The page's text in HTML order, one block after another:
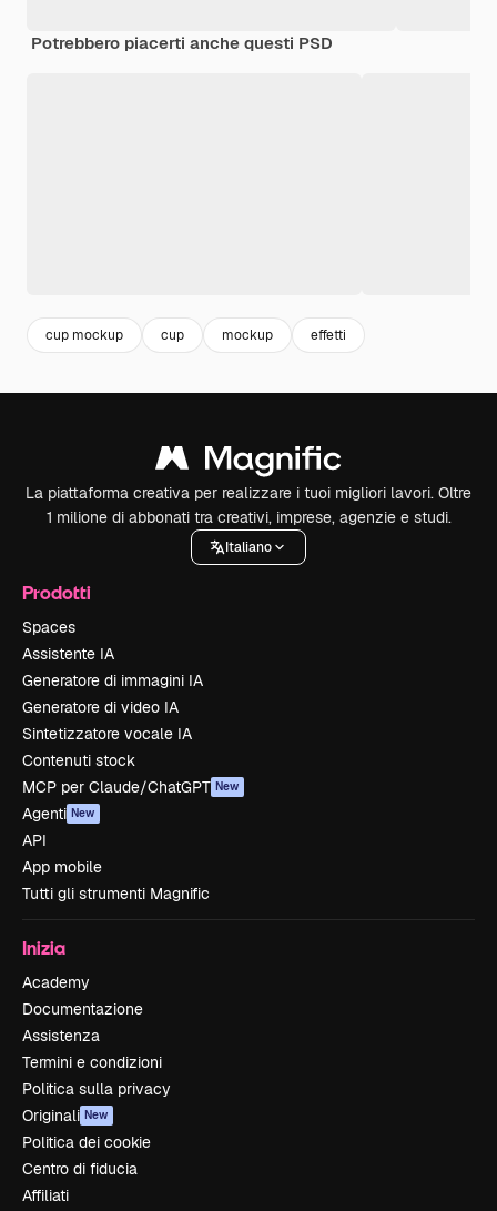
Potrebbero piacerti anche questi PSD
cup mockup cup mockup effetti
La piattaforma creativa per realizzare i tuoi migliori lavori. Oltre
1 milione di abbonati tra creativi, imprese, agenzie e studi.
Italiano
Prodotti
Spaces
Assistente IA
Generatore di immagini IA
Generatore di video IA
Sintetizzatore vocale IA
Contenuti stock
MCP per Claude/ChatGPT New
Agenti New
API
App mobile
Tutti gli strumenti Magnific
Inizia
Academy
Documentazione
Assistenza
Termini e condizioni
Politica sulla privacy
Originali New
Politica dei cookie
Centro di fiducia
Affiliati